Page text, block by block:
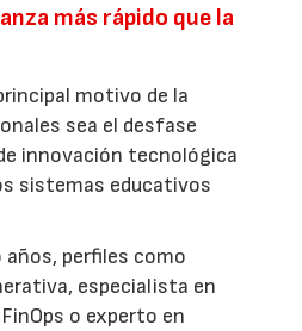
más rápido que la
motivo de la
sea el desfase
innovación tecnológica
sistemas educativos
años, perfiles como
especialista en
o experto en